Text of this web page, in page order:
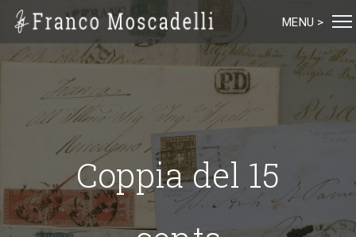
Coppia del 15
MENU >